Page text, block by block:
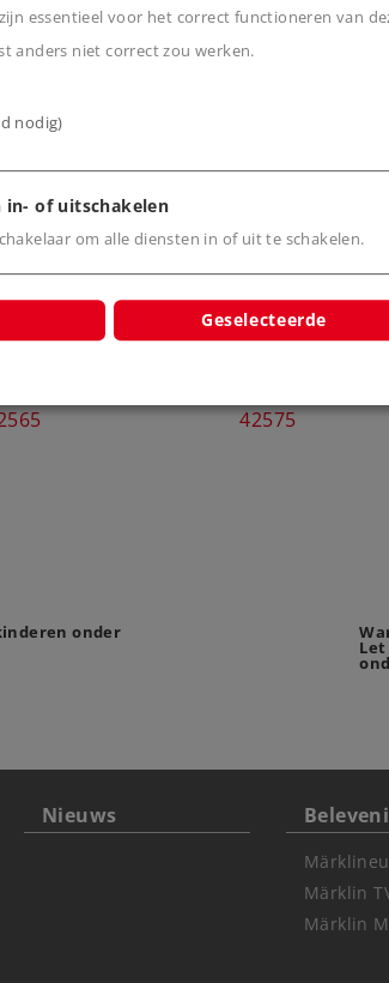
42575
onder
Nieuws
Märklin
Märklin
essentieel voor het correct functioneren van
anders niet correct zou werken.
nodig)
in- of uitschakelen
om alle diensten in of uit te schakelen.
Geselecteerde